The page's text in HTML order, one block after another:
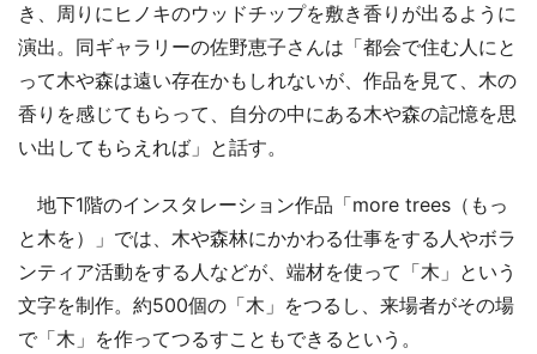
き、周りにヒノキのウッドチップを敷き香りが出るように
演出。同ギャラリーの佐野恵子さんは「都会で住む人にと
って木や森は遠い存在かもしれないが、作品を見て、木の
香りを感じてもらって、自分の中にある木や森の記憶を思
い出してもらえれば」と話す。
地下1階のインスタレーション作品「more trees（もっ
と木を）」では、木や森林にかかわる仕事をする人やボラ
ンティア活動をする人などが、端材を使って「木」という
文字を制作。約500個の「木」をつるし、来場者がその場
で「木」を作ってつるすこともできるという。